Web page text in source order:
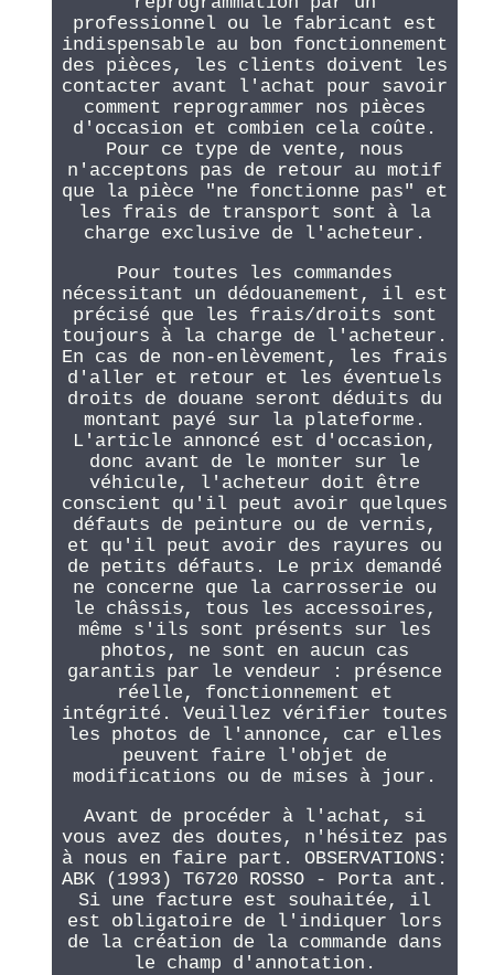
professionnel ou le fabricant est
indispensable au bon fonctionnement
des pièces, les clients doivent les
contacter avant l'achat pour savoir
comment reprogrammer nos pièces
d'occasion et combien cela coûte.
Pour ce type de vente, nous
n'acceptons pas de retour au motif
que la pièce "ne fonctionne pas" et
les frais de transport sont à la
charge exclusive de l'acheteur.
Pour toutes les commandes
nécessitant un dédouanement, il est
précisé que les frais/droits sont
toujours à la charge de l'acheteur.
En cas de non-enlèvement, les frais
d'aller et retour et les éventuels
droits de douane seront déduits du
montant payé sur la plateforme.
L'article annoncé est d'occasion,
donc avant de le monter sur le
véhicule, l'acheteur doit être
conscient qu'il peut avoir quelques
défauts de peinture ou de vernis,
et qu'il peut avoir des rayures ou
de petits défauts. Le prix demandé
ne concerne que la carrosserie ou
le châssis, tous les accessoires,
même s'ils sont présents sur les
photos, ne sont en aucun cas
garantis par le vendeur : présence
réelle, fonctionnement et
intégrité. Veuillez vérifier toutes
les photos de l'annonce, car elles
peuvent faire l'objet de
modifications ou de mises à jour.
Avant de procéder à l'achat, si
vous avez des doutes, n'hésitez pas
à nous en faire part. OBSERVATIONS:
ABK (1993) T6720 ROSSO - Porta ant.
Si une facture est souhaitée, il
est obligatoire de l'indiquer lors
de la création de la commande dans
le champ d'annotation.